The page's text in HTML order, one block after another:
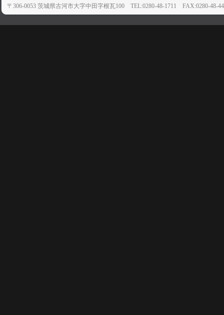
〒306-0053 茨城県古河市大字中田字根瓦100 TEL:0280-48-1711 FAX:0280-48-